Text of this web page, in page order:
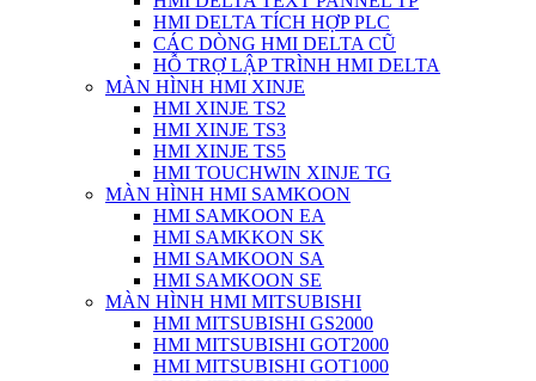
HMI DELTA TÍCH HỢP PLC
CÁC DÒNG HMI DELTA CŨ
HỖ TRỢ LẬP TRÌNH HMI DELTA
MÀN HÌNH HMI XINJE
HMI XINJE TS2
HMI XINJE TS3
HMI XINJE TS5
HMI TOUCHWIN XINJE TG
MÀN HÌNH HMI SAMKOON
HMI SAMKOON EA
HMI SAMKKON SK
HMI SAMKOON SA
HMI SAMKOON SE
MÀN HÌNH HMI MITSUBISHI
HMI MITSUBISHI GS2000
HMI MITSUBISHI GOT2000
HMI MITSUBISHI GOT1000